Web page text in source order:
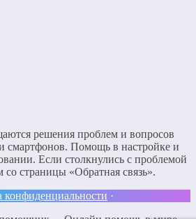
решения проблем и вопросов
смартфонов. Помощь в настройке и
Если столкнулись с проблемой
страницы «Обратная связь».
конфиденциальности ·